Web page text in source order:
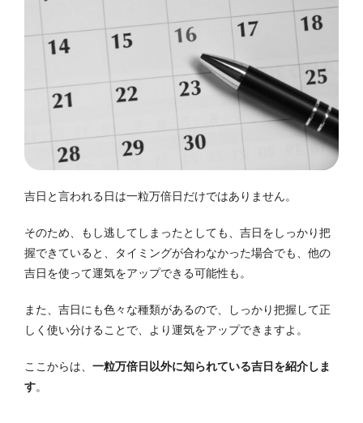
吉日と言われる日は一粒万倍日だけではありません。
そのため、もし逃してしまったとしても、吉日をしっかり把
握できていると、タイミングが合わなかった場合でも、他の
吉日を使って運気をアップできる可能性も。
また、吉日にも色々な種類があるので、しっかり把握して正
しく使い分けることで、より運気をアップできますよ。
ここからは、 一粒万倍日以外に知られている吉日を紹介しま
す。